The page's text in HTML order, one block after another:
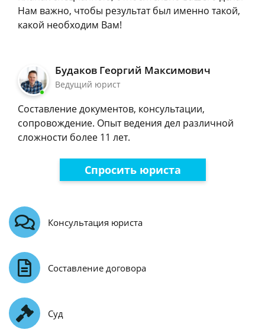
Нам важно, чтобы результат был именно такой,
какой необходим Вам!
Будаков Георгий Максимович
Ведущий юрист
Составление документов, консультации,
сопровождение. Опыт ведения дел различной
сложности более 11 лет.
Спросить юриста
Консультация юриста
Составление договора
Суд